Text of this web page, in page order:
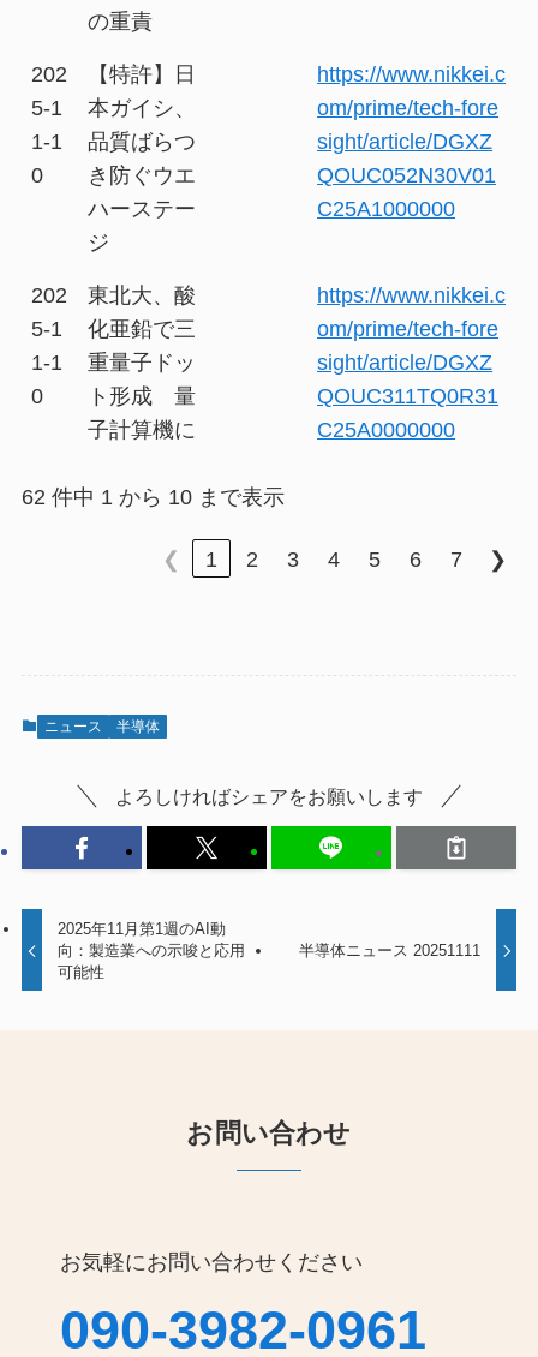
の重責
202
5-1
1-1
0
【特許】日
本ガイシ、
品質ばらつ
き防ぐウエ
ハーステー
ジ
https://www.nikkei.c
om/prime/tech-fore
sight/article/DGXZ
QOUC052N30V01
C25A1000000
202
5-1
1-1
0
東北大、酸
化亜鉛で三
重量子ドッ
ト形成 量
子計算機に
https://www.nikkei.c
om/prime/tech-fore
sight/article/DGXZ
QOUC311TQ0R31
C25A0000000
62 件中 1 から 10 まで表示
❮ 1 2 3 4 5 6 7 ❯
ニュース 半導体
よろしければシェアをお願いします
2025年11月第1週のAI動
向：製造業への示唆と応用
可能性
半導体ニュース 20251111
お問い合わせ
お気軽にお問い合わせください
090-3982-0961